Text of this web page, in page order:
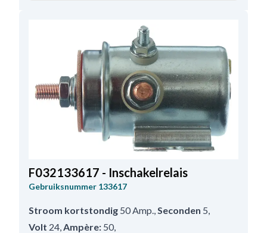
F032133617 - Inschakelrelais
Gebruiksnummer 133617
Stroom kortstondig 50 Amp. Seconden 5
Volt 24 Ampère: 50,